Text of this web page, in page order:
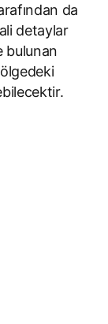
da
detaylar
bulunan